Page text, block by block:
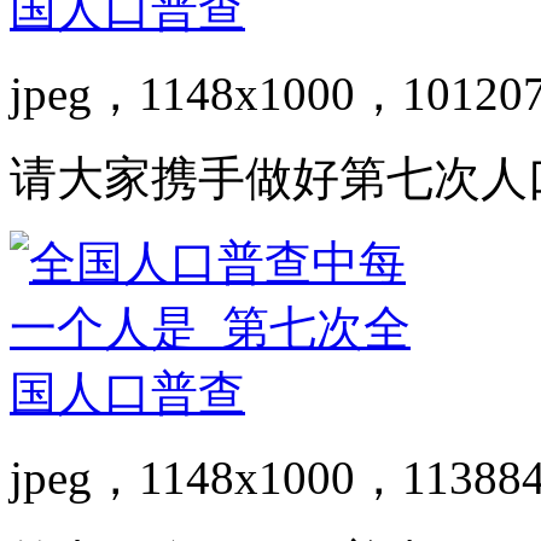
jpeg，1148x1000，
请大家携手做好第七次人
jpeg，1148x1000，